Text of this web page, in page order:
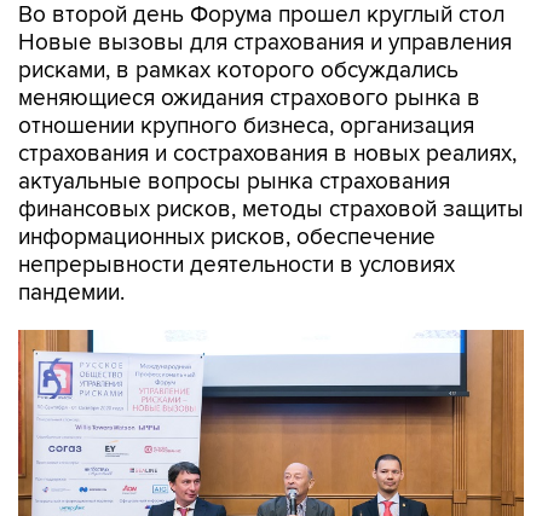
Во второй день Форума прошел круглый стол
Новые вызовы для страхования и управления
рисками, в рамках которого обсуждались
меняющиеся ожидания страхового рынка в
отношении крупного бизнеса, организация
страхования и сострахования в новых реалиях,
актуальные вопросы рынка страхования
финансовых рисков, методы страховой защиты
информационных рисков, обеспечение
непрерывности деятельности в условиях
пандемии.